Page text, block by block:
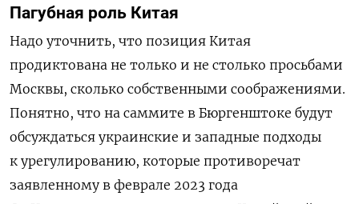
Пагубная роль Китая
Надо уточнить, что позиция Китая
продиктована не только и не столько просьбами
Москвы, сколько собственными соображениями.
Понятно, что на саммите в Бюргенштоке будут
обсуждаться украинские и западные подходы
к урегулированию, которые противоречат
заявленному в феврале 2023 года